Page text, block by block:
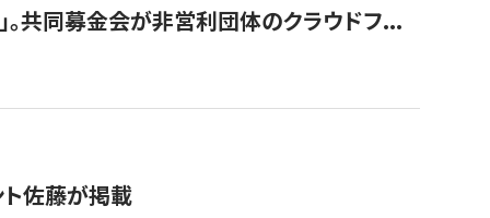
。共同募金会が非営利団体のクラウドフ...
佐藤が掲載